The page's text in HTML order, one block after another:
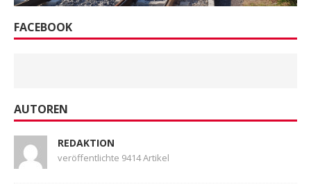
FACEBOOK
AUTOREN
REDAKTION
veröffentlichte 9414 Artikel